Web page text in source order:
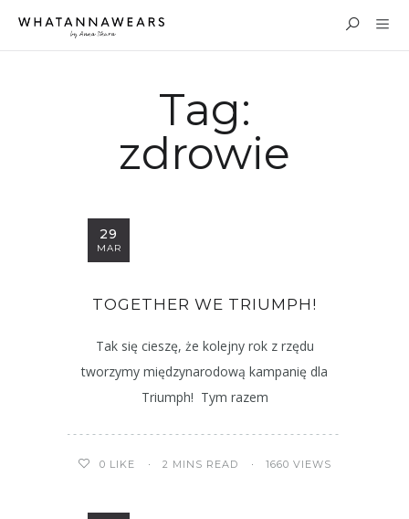
Tag:
zdrowie
29
MAR
TOGETHER WE TRIUMPH!
Tak się cieszę, że kolejny rok z rzędu
tworzymy międzynarodową kampanię dla
Triumph! Tym razem
0 LIKE 2 MINS READ 1660 VIEWS